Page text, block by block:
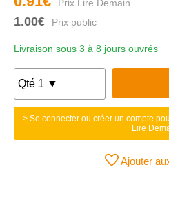
1.00€
Livraison sous 3 à 8 jours ouvrés
> Se connecter ou créer un compte
Lire
Ajouter